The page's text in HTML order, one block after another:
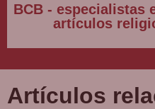
BCB - especialistas
artículos
Artículos